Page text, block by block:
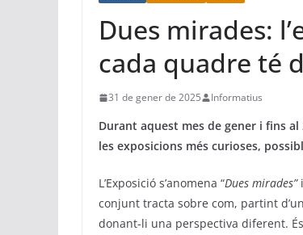
Dues mirades:
cada quadre té
31 de gener de 2025 Informatius
Durant aquest mes de gener i fins
les exposicions més curioses,
L’Exposició s’anomena “Dues mirades”i
conjunt tracta sobre com, partint
donant-li una perspectiva diferent.